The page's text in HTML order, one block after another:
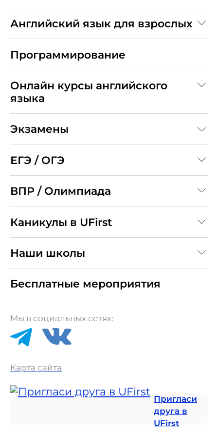
Английский язык для взрослых
Программирование
Онлайн курсы английского
языка
Экзамены
ЕГЭ / ОГЭ
ВПР / Олимпиада
Каникулы в UFirst
Наши школы
Бесплатные мероприятия
Мы в социальных сетях:
Карта сайта
Пригласи
друга в
UFirst